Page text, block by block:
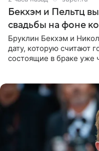
Бекхэм и Пельтц
свадьбы на фоне
Бруклин Бекхэм и
дату, которую считают
состоящие в браке уже